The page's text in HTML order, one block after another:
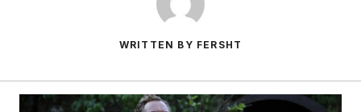
WRITTEN BY FERSHT